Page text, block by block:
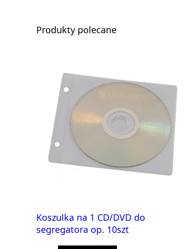
Produkty polecane
Koszulka na 1 CD/DVD do
segregatora op. 10szt